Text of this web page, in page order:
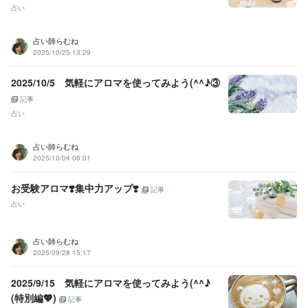
占い
占い師らむね
2025/10/25 13:29
2025/10/5 気軽にアロマを使ってみよう(^^♪③
記事
占い
占い師らむね
2025/10/04 06:01
お受験アロマ❣️集中力アップ❣️
記事
占い
占い師らむね
2025/09/28 15:17
2025/9/15 気軽にアロマを使ってみよう(^^♪
(特別編💖)
記事